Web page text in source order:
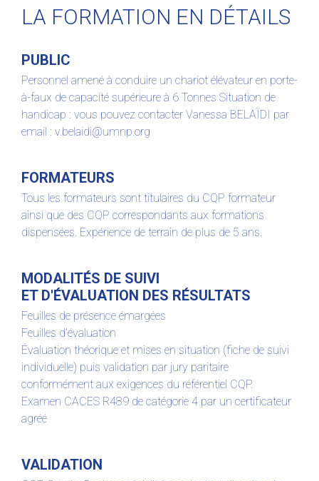
LA FORMATION EN DÉTAILS
PUBLIC
Personnel amené à conduire un chariot élévateur en porte-
à-faux de capacité supérieure à 6 Tonnes Situation de
handicap : vous pouvez contacter Vanessa BELAÏDI par
email : v.belaidi@umnp.org
FORMATEURS
Tous les formateurs sont titulaires du CQP formateur
ainsi que des CQP correspondants aux formations
dispensées. Expérience de terrain de plus de 5 ans.
MODALITÉS DE SUIVI
ET D'ÉVALUATION DES RÉSULTATS
Feuilles de présence émargées
Feuilles d’évaluation
Évaluation théorique et mises en situation (fiche de suivi
individuelle) puis validation par jury paritaire
conformément aux exigences du référentiel CQP.
Examen CACES R489 de catégorie 4 par un certificateur
agréé
VALIDATION